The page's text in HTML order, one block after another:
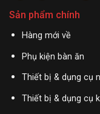
Sản phẩm chính
Hàng mới về
Phụ kiện bàn ăn
Thiết bị & dụng cụ
Thiết bị & dụng cụ